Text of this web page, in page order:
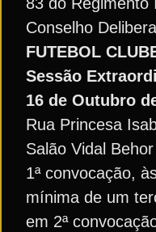
Conselho
FUTEBOL
Sessão
16 de Outubro
Rua Princesa
Salão Vidal
1ª convocação,
mínima de um
em 2ª